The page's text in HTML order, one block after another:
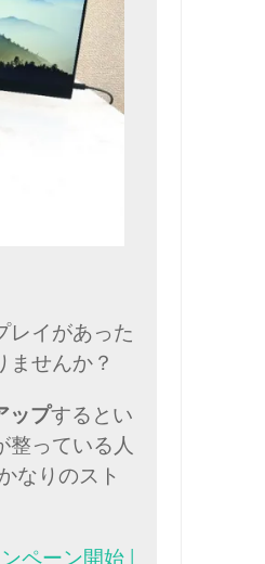
レイがあった
ませんか？
ップするとい
整っている人
なりのスト
ペーン開始 |